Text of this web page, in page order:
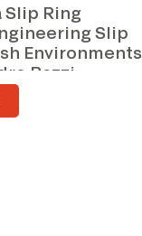
Ring
Slip
Environments
Bazzi